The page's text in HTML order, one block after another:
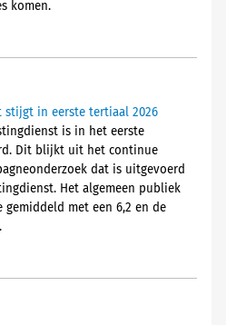
komen.
stijgt in eerste tertiaal 2026
is in het eerste
Dit blijkt uit het continue
dat is uitgevoerd
Het algemeen publiek
met een 6,2 en de